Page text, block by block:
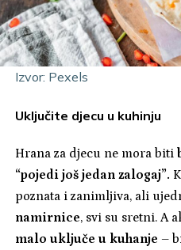
Izvor: Pexels
Uključite djecu u kuhinju
Hrana za djecu ne mora biti
“pojedi još jedan zalogaj”.
poznata i zanimljiva, ali
namirnice, svi su sretni. A
malo uključe u kuhanje –